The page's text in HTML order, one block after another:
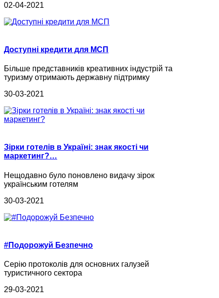
02-04-2021
Доступні кредити для МСП
Більше представників креативних індустрій та
туризму отримають державну підтримку
30-03-2021
Зірки готелів в Україні: знак якості чи
маркетинг?…
Нещодавно було поновлено видачу зірок
українським готелям
30-03-2021
#Подорожуй Безпечно
Серію протоколів для основних галузей
туристичного сектора
29-03-2021